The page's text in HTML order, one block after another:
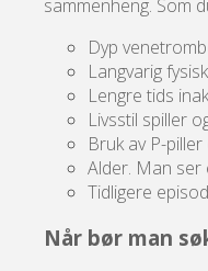
sammenheng. Som
Dyp
Langvarig
Lengre tids
Livsstil spiller
Bruk av P-
Alder. Man ser
Tidligere
Når bør man